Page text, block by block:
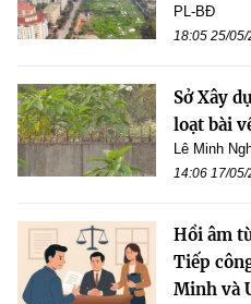
PL-BĐ
18:05 25/
Sở Xây
loạt bài
Lê Minh
14:06 17/
Hồi âm
Tiếp
Minh và